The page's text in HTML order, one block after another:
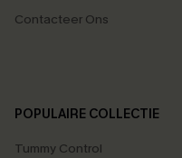
Contacteer Ons
POPULAIRE COLLECTIE
Tummy Control